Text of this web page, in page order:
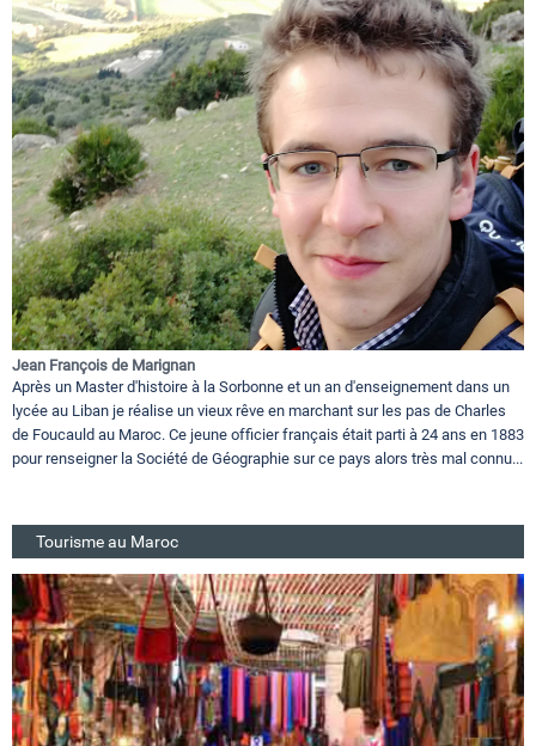
Jean François de Marignan
Après un Master d'histoire à la Sorbonne et un an d'enseignement dans un
lycée au Liban je réalise un vieux rêve en marchant sur les pas de Charles
de Foucauld au Maroc. Ce jeune officier français était parti à 24 ans en 1883
pour renseigner la Société de Géographie sur ce pays alors très mal connu...
Tourisme au Maroc